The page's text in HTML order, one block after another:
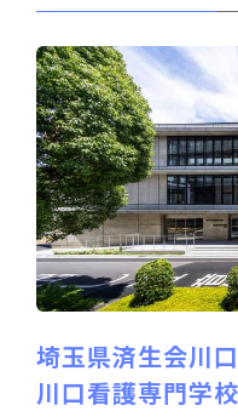
埼玉県済生会川
川口看護専門学校